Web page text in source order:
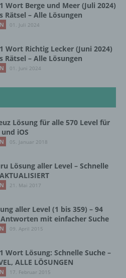
Wort Berge und Meer (Juli 2024)
Rätsel – Alle Lösungen
01. Juli 2024
Wort Richtig Lecker (Juni 2024)
Rätsel – Alle Lösungen
01. Juni 2024
Lösung für alle 570 Level für
iOS
05. Januar 2018
Lösung aller Level – Schnelle
21. Mai 2017
aller Level (1 bis 359) – 94
mit einfacher Suche
09. April 2015
Wort Lösung: Schnelle Suche –
ALLE LÖSUNGEN
17. Februar 2015
der automatisierten
Daten, die
diese
Daten verwendet
persönliche Aspekte,
Person beziehen,
um Aspekte
persönlicher Vorlieben,
zu analysieren oder
ist die Verarbeitung
Daten in einer Weise,
Daten
zusätzlicher
mehr einer spezifischen
zusätzlichen
aufbewahrt werden
und organisatorischen